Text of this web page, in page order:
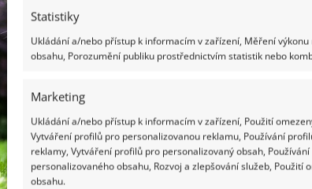
Statistiky
Ukládání a/nebo přístup k informacím v zařízení, Měření
obsahu, Porozumění publiku prostřednictvím statistik nebo
Marketing
Ukládání a/nebo přístup k informacím v zařízení, Použití
Vytváření profilů pro personalizovanou reklamu, Používání
reklamy, Vytváření profilů pro personalizovaný obsah,
personalizovaného obsahu, Rozvoj a zlepšování služeb, Použití
obsahu.